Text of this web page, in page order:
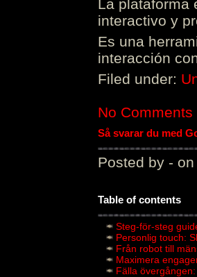
La plataforma
interactivo y
Es una
interacción
Filed under:
No Comments
Så svarar du med
Posted by - on
Table of contents
Steg-för-steg
Personlig touch:
Från robot till
Maximera
Fälla